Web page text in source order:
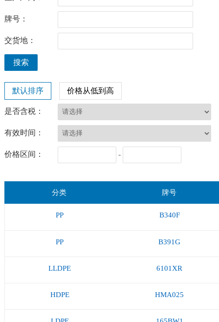
牌号：
交货地：
是否含税：
有效时间：
价格区间： -
分类 牌号
PP B340F
PP B391G
LLDPE 6101XR
HDPE HMA025